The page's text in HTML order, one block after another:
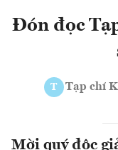
Đón đọc
T Tạp chí
Mời quý độc